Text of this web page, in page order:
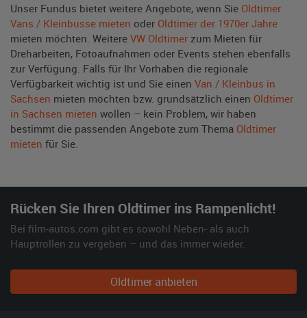
Unser Fundus bietet weitere Angebote, wenn Sie Oldtimer
Vans / Kleinbusse mieten oder Oldtimer der 1970er Jahre
mieten möchten. Weitere VW Oldtimer zum Mieten für
Dreharbeiten, Fotoaufnahmen oder Events stehen ebenfalls
zur Verfügung. Falls für Ihr Vorhaben die regionale
Verfügbarkeit wichtig ist und Sie einen Van / Kleinbus in
Sachsen mieten möchten bzw. grundsätzlich einen Oldtimer
in Sachsen mieten wollen – kein Problem, wir haben
bestimmt die passenden Angebote zum Thema Oldtimer
mieten für Sie.
Rücken Sie Ihren Oldtimer ins Rampenlicht!
Bei film-autos.com gibt es sowohl Neben- als auch
Hauptrollen zu vergeben – und das immer wieder.
Oldtimer anbieten